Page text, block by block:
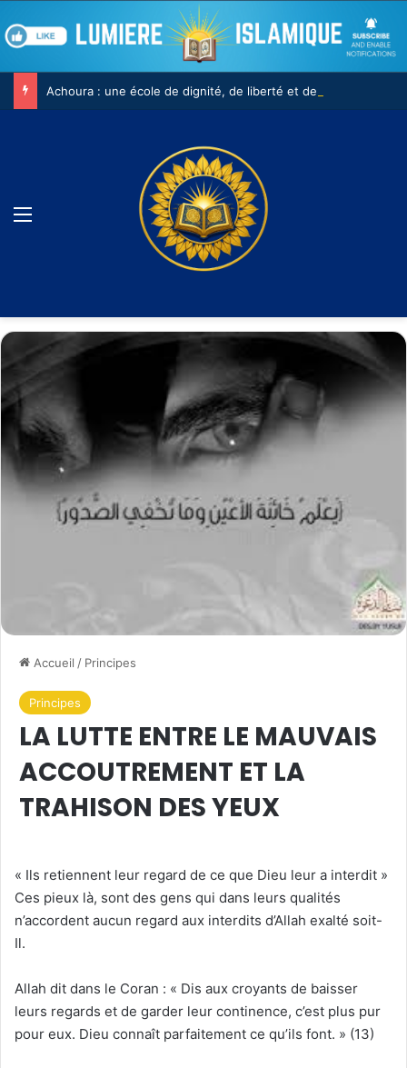
Accueil / Principes
Principes
LA LUTTE ENTRE LE MAUVAIS
ACCOUTREMENT ET LA
TRAHISON DES YEUX
« Ils retiennent leur regard de ce que Dieu leur a interdit »
Ces pieux là, sont des gens qui dans leurs qualités
n’accordent aucun regard aux interdits d’Allah exalté soit-
Il.
Allah dit dans le Coran : « Dis aux croyants de baisser
leurs regards et de garder leur continence, c’est plus pur
pour eux. Dieu connaît parfaitement ce qu’ils font. » (13)